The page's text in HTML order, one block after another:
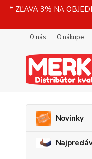
* ZĽAVA 3% NA
O nás O nákupe
Novinky